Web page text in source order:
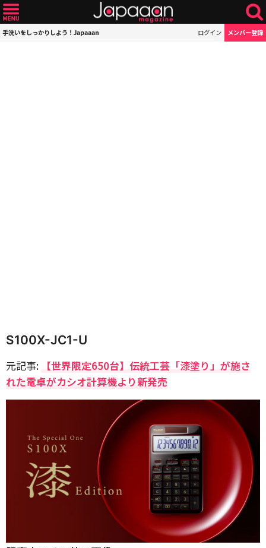
手洗いをしっかりしよう！Japaaan ログイン メンバー登録
S100X-JC1-U
元記事: 【世界限定650台】伝統工芸「漆塗り」が施さ
れた電卓がカシオ計算機より新発売